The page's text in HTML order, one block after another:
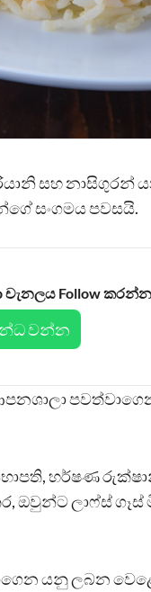
බුරියානි සහ
සංගමය පවසයි.
චැනලය Follow කරන්න
වන්න
හර්ෂණ
ඔවුන්ට ලාෆ්ස්
යනු ලබන